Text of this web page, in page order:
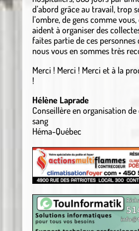
d’abord grâce au travail, trop
l’ombre, de gens comme
aident à organiser des
faites partie de ces personnes
nous vous en sommes très
Merci ! Merci ! Merci et à la
!
Hélène Laprade
Conseillère en organisation
sang
Héma-Québec